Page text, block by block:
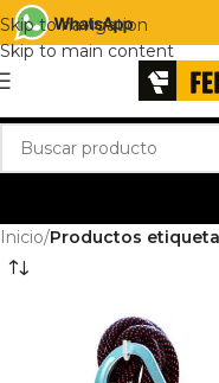
Skip to navigation
Skip to main content
Inicio/Productos